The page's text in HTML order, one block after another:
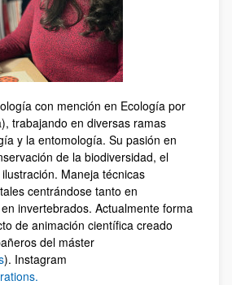
con mención en Ecología por
trabajando en diversas ramas
y la entomología. Su pasión en
de la biodiversidad, el
Maneja técnicas
centrándose tanto en
invertebrados. Actualmente forma
de animación científica creado
del máster
). Instagram